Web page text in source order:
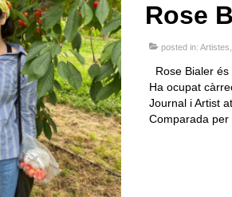
Rose
posted in: Artistes
Rose Bialer
Ha ocupat
Journal i Artist
Comparada